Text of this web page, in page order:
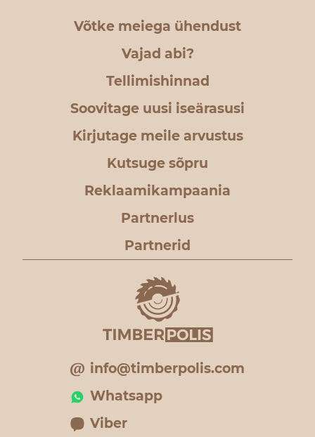
Võtke meiega ühendust
Vajad abi?
Tellimishinnad
Soovitage uusi iseärasusi
Kirjutage meile arvustus
Kutsuge sõpru
Reklaamikampaania
Partnerlus
Partnerid
info@timberpolis.com
Whatsapp
Viber